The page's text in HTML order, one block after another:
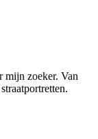
mijn zoeker. Van